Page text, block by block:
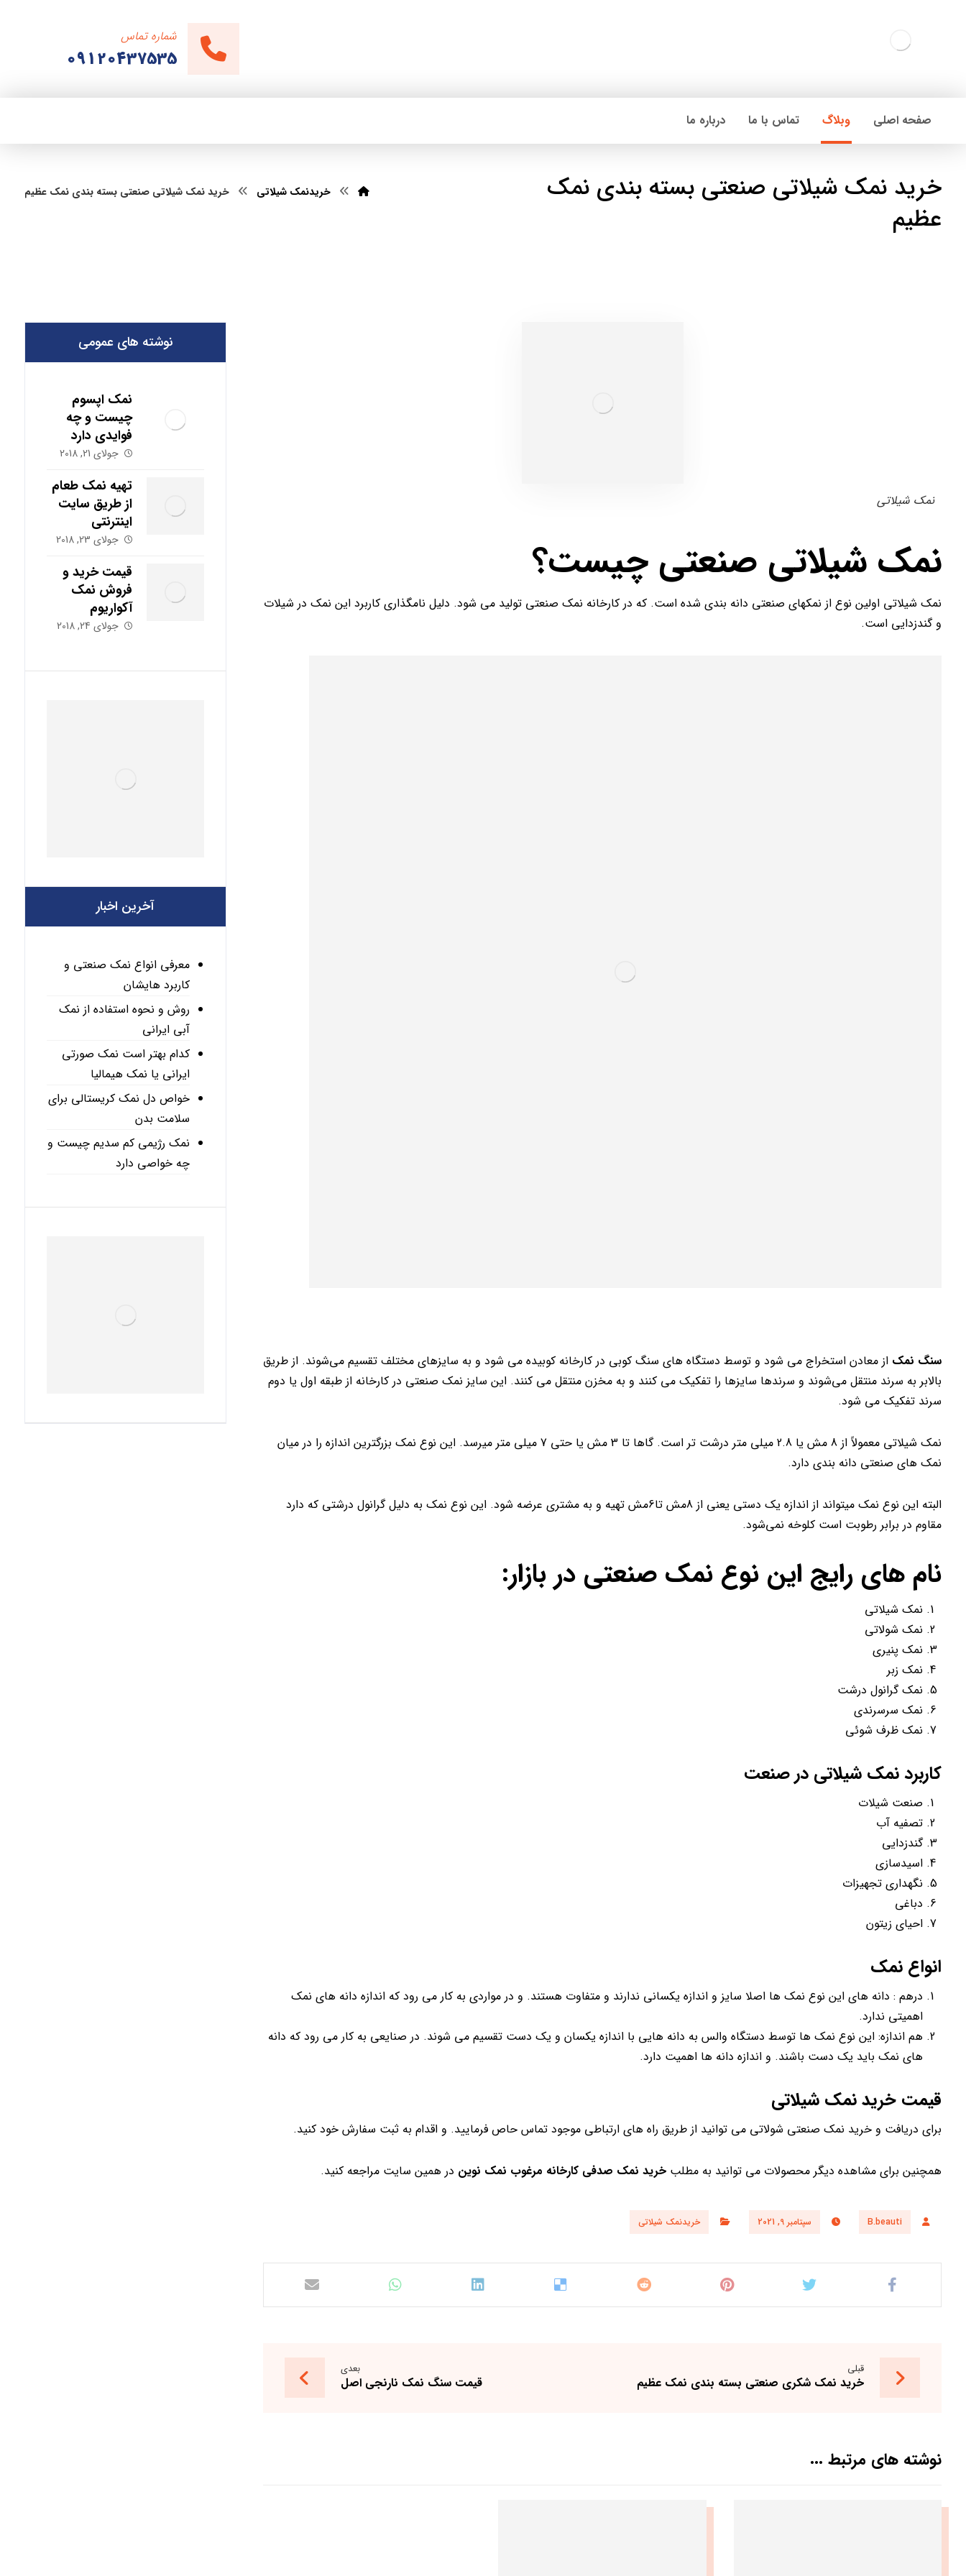
شماره تماس
09120437535
صفحه اصلی وبلاگ تماس با ما درباره ما
خرید نمک شیلاتی صنعتی بسته بندی نمک
عظیم
خریدنمک شیلاتی خرید نمک شیلاتی صنعتی بسته بندی نمک عظیم
نمک شیلاتی
نمک شیلاتی صنعتی چیست؟
نمک شیلاتی اولین نوع از نمکهای صنعتی دانه بندی شده است. که در کارخانه نمک صنعتی تولید می شود. دلیل نامگذاری کاربرد این نمک در شیلات
و گندزدایی است.
سنگ نمک از معادن استخراج می شود و توسط دستگاه های سنگ کوبی در کارخانه کوبیده می شود و به سایزهای مختلف تقسیم می‌شوند. از طریق
بالابر به سرند منتقل می‌شوند و سرندها سایزها را تفکیک می کنند و به مخزن منتقل می کنند. این سایز نمک صنعتی در کارخانه از طبقه اول یا دوم
سرند تفکیک می شود.
نمک شیلاتی معمولاً از 8 مش یا 2.8 میلی متر درشت تر است. گاها تا 3 مش یا حتی 7 میلی متر میرسد. این نوع نمک بزرگترین اندازه را در میان
نمک های صنعتی دانه بندی دارد.
البته این نوع نمک میتواند از اندازه یک دستی یعنی از 8مش تا6مش تهیه و به مشتری عرضه شود. این نوع نمک به دلیل گرانول درشتی که دارد
مقاوم در برابر رطوبت است کلوخه نمی‌شود.
نام های رایج این نوع نمک صنعتی در بازار:
نمک شیلاتی
نمک شولاتی
نمک پنیری
نمک زبر
نمک گرانول درشت
نمک سرسرندی
نمک ظرف شوئی
کاربرد نمک شیلاتی در صنعت
صنعت شیلات
تصفیه آب
گندزدایی
اسیدسازی
نگهداری تجهیزات
دباغی
احیای زیتون
انواع نمک
درهم : دانه های این نوع نمک ها اصلا سایز و اندازه یکسانی ندارند و متفاوت هستند. و در مواردی به کار می رود که اندازه دانه های نمک
اهمیتی ندارد.
هم اندازه: این نوع نمک ها توسط دستگاه والس به دانه هایی با اندازه یکسان و یک دست تقسیم می شوند. در صنایعی به کار می رود که دانه
های نمک باید یک دست باشند. و اندازه دانه ها اهمیت دارد.
قیمت خرید نمک شیلاتی
برای دریافت و خرید نمک صنعتی شولاتی می توانید از طریق راه های ارتباطی موجود تماس حاص فرمایید. و اقدام به ثبت سفارش خود کنید.
همچنین برای مشاهده دیگر محصولات می توانید به مطلب خرید نمک صدفی کارخانه مرغوب نمک نوین در همین سایت مراجعه کنید.
B.beauti سپتامبر 9, 2021 خریدنمک شیلاتی
قبلی
خرید نمک شکری صنعتی بسته بندی نمک عظیم
بعدی
قیمت سنگ نمک نارنجی اصل
نوشته های مرتبط ...
نوشته های عمومی
نمک اپسوم
چیست و چه
فوایدی دارد
جولای 21, 2018
تهیه نمک طعام
از طریق سایت
اینترنتی
جولای 23, 2018
قیمت خرید و
فروش نمک
آکواریوم
جولای 24, 2018
آخرین اخبار
معرفی انواع نمک صنعتی و
کاربرد هایشان
روش و نحوه استفاده از نمک
آبی ایرانی
کدام بهتر است نمک صورتی
ایرانی یا نمک هیمالیا
خواص دل نمک کریستالی برای
سلامت بدن
نمک رژیمی کم سدیم چیست و
چه خواصی دارد